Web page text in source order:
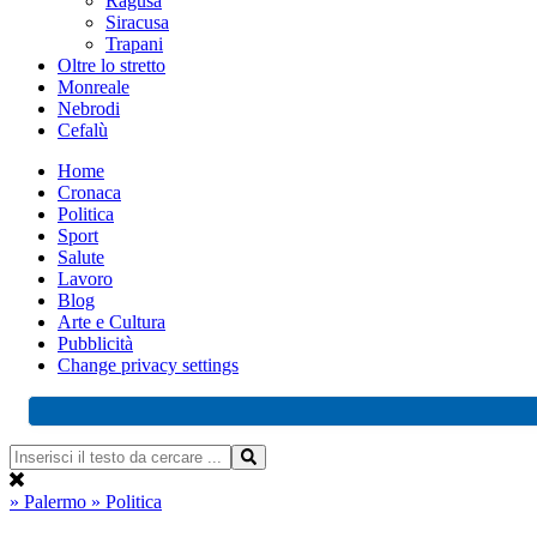
Siracusa
Trapani
Oltre lo stretto
Monreale
Nebrodi
Cefalù
Home
Cronaca
Politica
Sport
Salute
Lavoro
Blog
Arte e Cultura
Pubblicità
Change privacy settings
» Palermo » Politica